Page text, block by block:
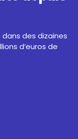
des dizaines
d’euros de